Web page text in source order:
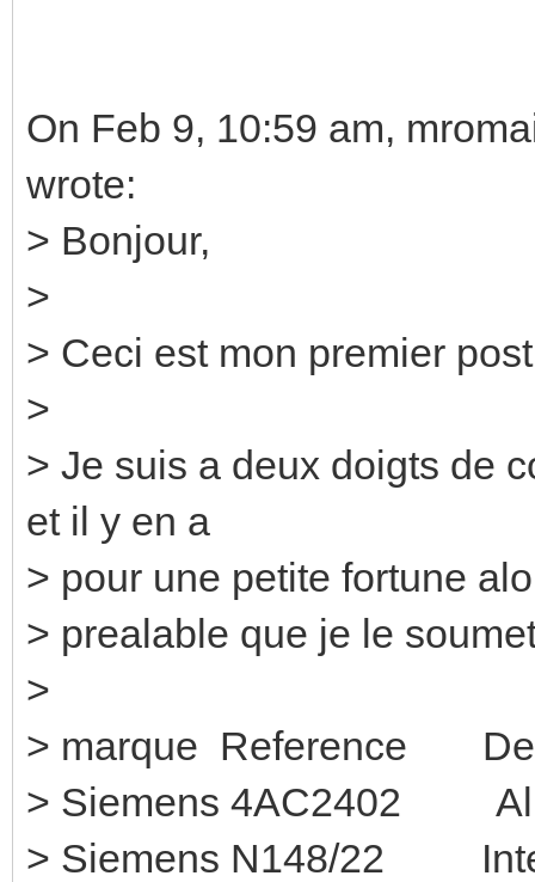
On Feb 9, 10:59 am,
wrote:
> Bonjour,
>
> Ceci est mon premier
>
> Je suis a deux doigts de
et il y en a
> pour une petite fortune
> prealable que je le
>
> marque Reference
> Siemens 4AC2402
> Siemens N148/